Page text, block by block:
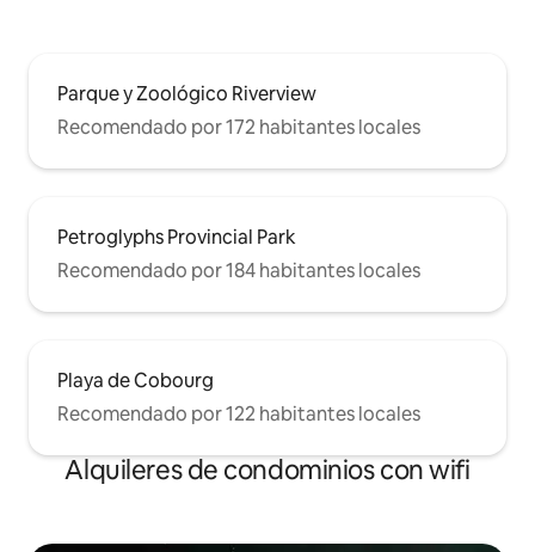
Parque y Zoológico Riverview
Recomendado por 172 habitantes locales
Petroglyphs Provincial Park
Recomendado por 184 habitantes locales
Playa de Cobourg
Recomendado por 122 habitantes locales
Alquileres de condominios con wifi